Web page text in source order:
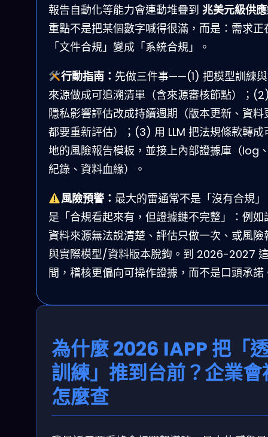
報告自動化等能力會連動堆疊到 兆美元級供
重點不是把某個數字喊得很滿，而是：需求正
「文件合規」變成「系統合規」。
行動指南： 先做三件事——(1) 把模型訓練
來源做成可追溯清單（含來源審核節點）；
隱私影響評估改成持續週期（版本更新、資料
都要重新評估）；(3) 用 LLM 把法規條款轉成
地的風險報告模板，並接上內部證據庫（log
紀錄、資料血緣）。
風險預警： 最大的雷通常不是「沒有合規
是「合規看起來有，但證據鏈不完整」：例如
資料來源無法說清楚、評估只做一次、或風險
與實際模型/資料版本脫鉤。到 2026-2027
間，稽核更偏向可操作證據，而不是口頭承諾
為什麼 2026 IAPP 把「
訓練」推到台前？企業會
怎麼查